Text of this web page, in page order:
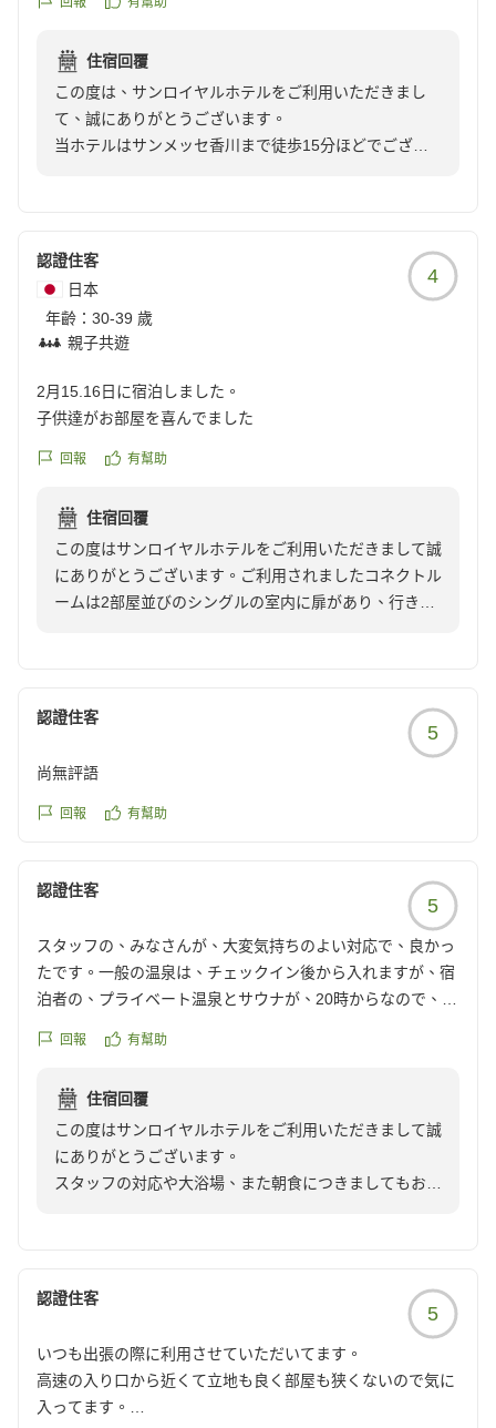
住宿回覆
この度は、サンロイヤルホテルをご利用いただきまし
て、誠にありがとうございます。
当ホテルはサンメッセ香川まで徒歩15分ほどでござい
うございます。
お客様のまたのご利用をスタッフ一同心よりお待ち申し
認證住客
日本
年齡： 30-39 歲
親子共遊
4
2月15.16日に宿泊しました。
子供達がお部屋を喜んでました
回報 有幫助
住宿回覆
この度はサンロイヤルホテルをご利用いただきまして誠
にありがとうございます。ご利用されましたコネクトル
ームは2部屋並びのシングルの室内に扉があり、行き来
思います。
今後もより良いサービスを目指して努力してまいりま
す。
うございます。
認證住客
5
尚無評語
回報 有幫助
認證住客
5
スタッフの、みなさんが、大変気持ちのよい対応で、良かっ
たです。一般の温泉は、チェックイン後から入れますが、宿
泊者の、プライベート温泉とサウナが、20時からなので、こ
なく、疲れが、取れます。何か工夫されたら、いかがでしょ
がとございました。
回報 有幫助
住宿回覆
この度はサンロイヤルホテルをご利用いただきまして誠
にありがとうございます。
スタッフの対応や大浴場、また朝食につきましてもお褒
間を分けさせて頂いており、大変ご不便をお掛け致しま
して誠に申し訳ございませんでした。忙しい中、ご投稿
いただきまして誠にありがとうございます。お客様のま
たのご利用をスタッフ一同心よりお待ち申し上げており
認證住客
5
いつも出張の際に利用させていただいてます。
高速の入り口から近くて立地も良く部屋も狭くないので気に
入ってます。